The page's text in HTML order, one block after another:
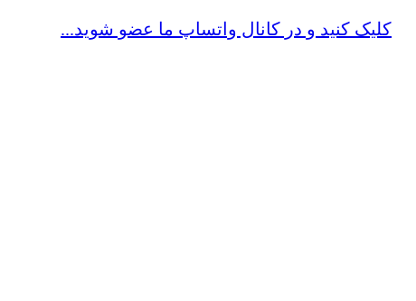
کلیک کنید و در کانال واتساپ ما عضو شوید...